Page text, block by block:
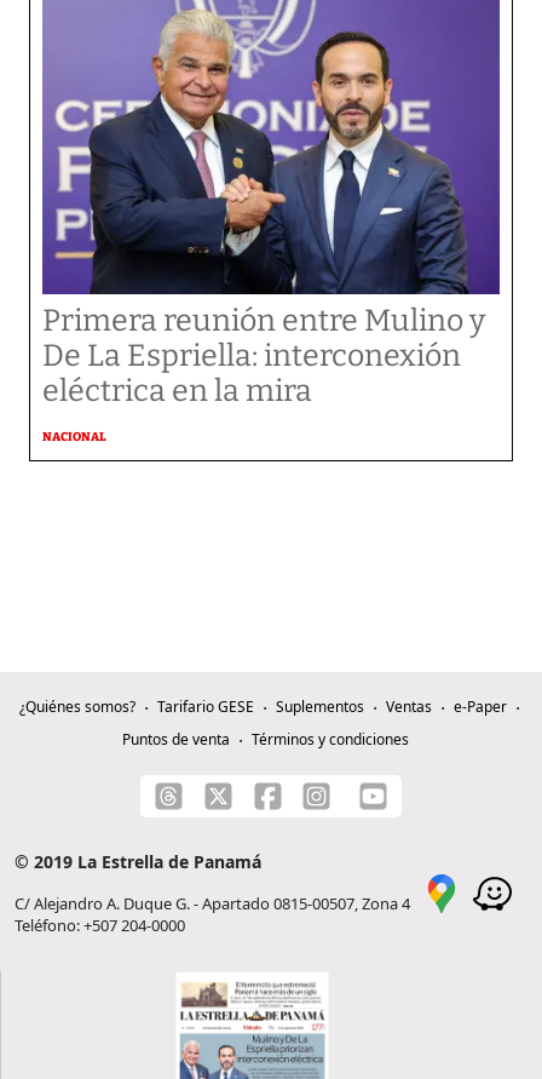
Primera reunión entre Mulino y
De La Espriella: interconexión
eléctrica en la mira
NACIONAL
¿Quiénes somos? Tarifario GESE Suplementos Ventas
e-Paper
Puntos de venta
Términos y condiciones
© 2019 La Estrella de Panamá
C/ Alejandro A. Duque G. - Apartado 0815-00507, Zona 4
Teléfono: +507 204-0000